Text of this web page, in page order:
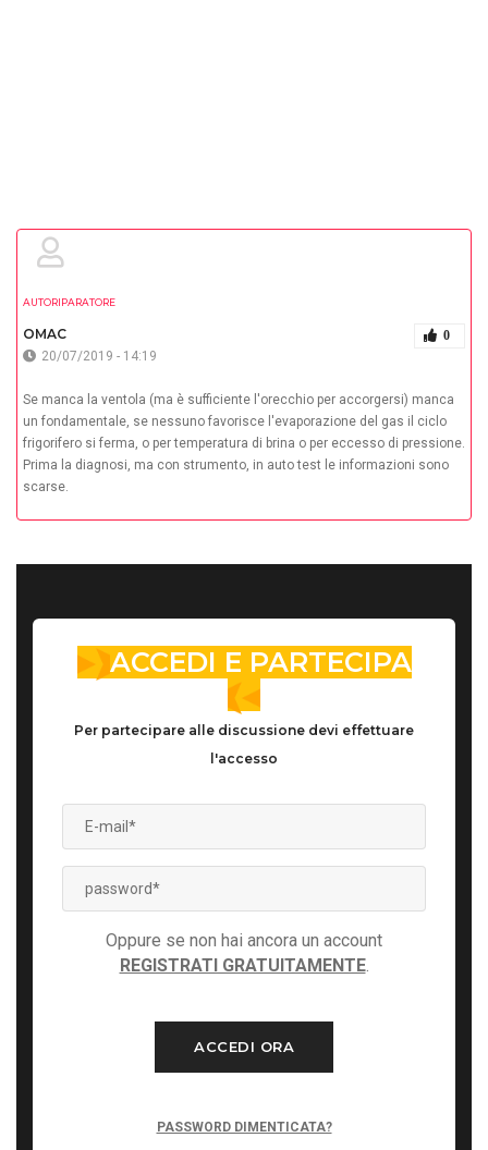
AUTORIPARATORE
OMAC 0
20/07/2019 - 14:19
Se manca la ventola (ma è sufficiente l'orecchio per accorgersi) manca
un fondamentale, se nessuno favorisce l'evaporazione del gas il ciclo
frigorifero si ferma, o per temperatura di brina o per eccesso di pressione.
Prima la diagnosi, ma con strumento, in auto test le informazioni sono
scarse.
ACCEDI E PARTECIPA
Per partecipare alle discussione devi effettuare
l'accesso
Oppure se non hai ancora un account
REGISTRATI GRATUITAMENTE.
ACCEDI ORA
PASSWORD DIMENTICATA?